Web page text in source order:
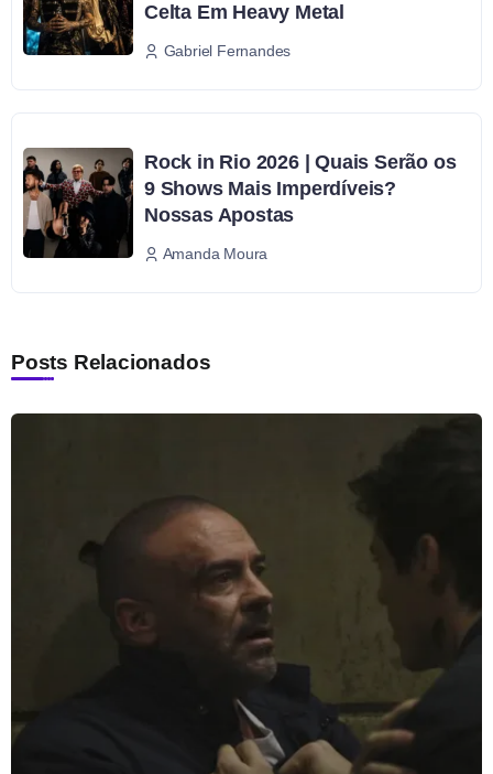
Celta Em Heavy Metal
Gabriel Fernandes
Rock in Rio 2026 | Quais Serão os
9 Shows Mais Imperdíveis?
Nossas Apostas
Amanda Moura
Posts Relacionados